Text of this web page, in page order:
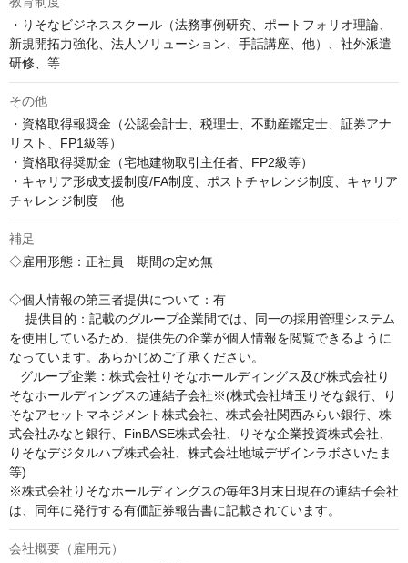
・りそなビジネススクール（法務事例研究、ポートフォリオ理論、
新規開拓力強化、法人ソリューション、手話講座、他）、社外派遣
研修、等
その他
・資格取得報奨金（公認会計士、税理士、不動産鑑定士、証券アナ
リスト、FP1級等）
・資格取得奨励金（宅地建物取引主任者、FP2級等）
・キャリア形成支援制度/FA制度、ポストチャレンジ制度、キャリア
チャレンジ制度　他
補足
◇雇用形態：正社員　期間の定め無
◇個人情報の第三者提供について：有
提供目的：記載のグループ企業間では、同一の採用管理システム
を使用しているため、提供先の企業が個人情報を閲覧できるように
なっています。あらかじめご了承ください。
そなホールディングスの連結子会社※(株式会社埼玉りそな銀行、り
そなアセットマネジメント株式会社、株式会社関西みらい銀行、株
式会社みなと銀行、FinBASE株式会社、りそな企業投資株式会社、
りそなデジタルハブ株式会社、株式会社地域デザインラボさいたま
等)
※株式会社りそなホールディングスの毎年3月末日現在の連結子会社
は、同年に発行する有価証券報告書に記載されています。
会社概要（雇用元）